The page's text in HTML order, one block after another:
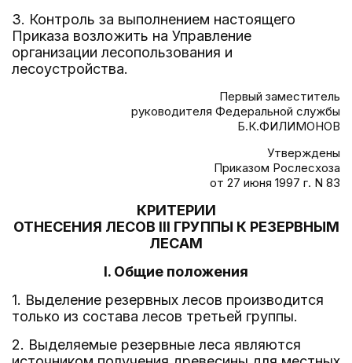
3. Контроль за выполнением настоящего
Приказа возложить на Управление
организации лесопользования и
лесоустройства.
Первый заместитель
руководителя Федеральной службы
Б.К.ФИЛИМОНОВ
Утверждены
Приказом Рослесхоза
от 27 июня 1997 г. N 83
КРИТЕРИИ
ОТНЕСЕНИЯ ЛЕСОВ III ГРУППЫ К РЕЗЕРВНЫМ
ЛЕСАМ
I. Общие положения
1. Выделение резервных лесов производится
только из состава лесов третьей группы.
2. Выделяемые резервные леса являются